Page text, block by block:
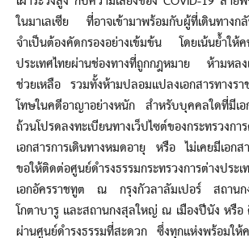
ในมาเลเซีย ที่อาจเข้ามาพร้อมกับผู้ที่เดินทาง
จำเป็นต้องคัดกรองอย่างเข้มข้น โดยเน้นย้ำให้ค
ประเทศไทยผ่านช่องทางที่ถูกกฎหมาย ห้ามหลง
ช่วยเหลือ รวมทั้งห้ามปลอมแปลงเอกสารทางรา
โทษในคดีอาญาอย่างหนัก สำหรับบุคคลใดที่มีเอ
ถ้วนโปรดลงทะเบียนทางเว็ปไซต์ของกระทรวงก
เอกสารการเดินทางหมดอายุ หรือ ไม่เคยมีเอกส
ขอให้ติดต่อศูนย์ดำรงธรรมกระทรวงการต่
เอกอัครราชทูต ณ กรุงกัวลาลัมเปอร์ สถา
โกตาบารู และสถานกงสุลใหญ่ ณ เมืองปีนัง หรือ
ผ่านศูนย์ดำรงธรรมที่สะดวก ซึ่งทุกแห่งพร้อมให้